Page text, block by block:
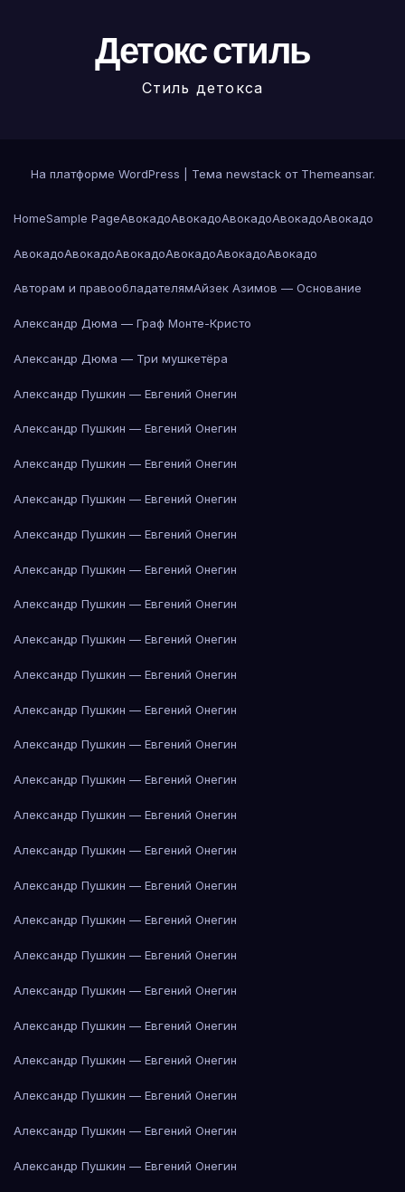
Детокс стиль
Стиль детокса
На платформе WordPress Тема newstack от Themeansar.
HomeSample PageАвокадоАвокадоАвокадоАвокадоАвокадо
АвокадоАвокадоАвокадоАвокадоАвокадоАвокадо
Авторам и правообладателямАйзек Азимов — Основание
Александр Дюма — Граф Монте-Кристо
Александр Дюма — Три мушкетёра
Александр Пушкин — Евгений Онегин
Александр Пушкин — Евгений Онегин
Александр Пушкин — Евгений Онегин
Александр Пушкин — Евгений Онегин
Александр Пушкин — Евгений Онегин
Александр Пушкин — Евгений Онегин
Александр Пушкин — Евгений Онегин
Александр Пушкин — Евгений Онегин
Александр Пушкин — Евгений Онегин
Александр Пушкин — Евгений Онегин
Александр Пушкин — Евгений Онегин
Александр Пушкин — Евгений Онегин
Александр Пушкин — Евгений Онегин
Александр Пушкин — Евгений Онегин
Александр Пушкин — Евгений Онегин
Александр Пушкин — Евгений Онегин
Александр Пушкин — Евгений Онегин
Александр Пушкин — Евгений Онегин
Александр Пушкин — Евгений Онегин
Александр Пушкин — Евгений Онегин
Александр Пушкин — Евгений Онегин
Александр Пушкин — Евгений Онегин
Александр Пушкин — Евгений Онегин